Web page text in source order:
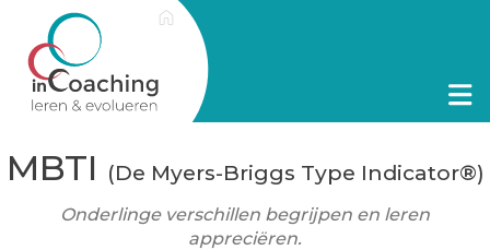
MBTI (De Myers-Briggs Type Indicator®)
Onderlinge verschillen begrijpen en leren
appreciëren.